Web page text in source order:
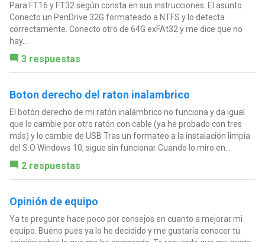
Para FT16 y FT32 según consta en sus instrucciones. El asunto.
Conecto un PenDrive 32G formateado a NTFS y lo detecta
correctamente. Conecto otro de 64G exFAt32 y me dice que no
hay...
3 respuestas
Boton derecho del raton inalambrico
El botón derecho de mi ratón inalámbrico no funciona y da igual
que lo cambie por otro ratón con cable (ya he probado con tres
más) y lo cambie de USB Tras un formateo a la instalación limpia
del S.O Windows 10, sigue sin funcionar Cuando lo miro en...
2 respuestas
Opinión de equipo
Ya te pregunte hace poco por consejos en cuanto a mejorar mi
equipo. Bueno pues ya lo he decidido y me gustaría conocer tu